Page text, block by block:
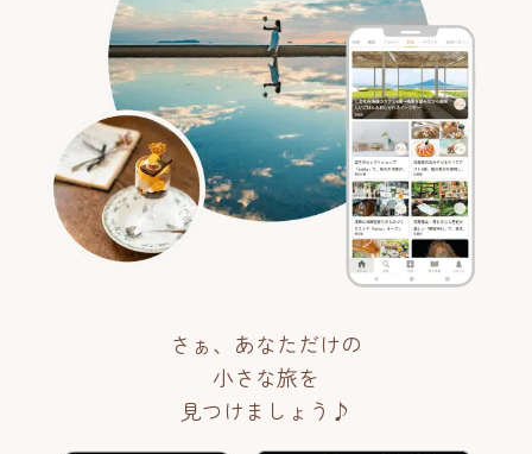
さぁ、あなただけの
小さな旅を
見つけましょう♪